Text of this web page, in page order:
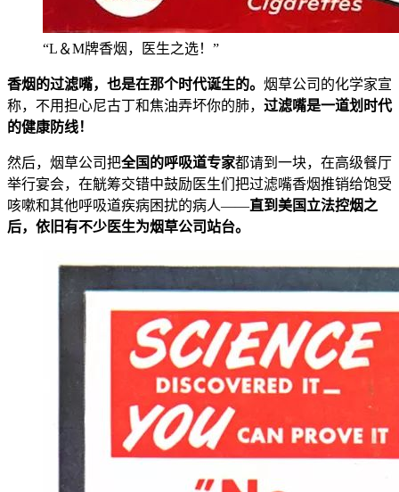
“L＆M牌香烟，医生之选！”
香烟的过滤嘴，也是在那个时代诞生的。 烟草公司的化学家宣
称，不用担心尼古丁和焦油弄坏你的肺， 过滤嘴是一道划时代
的健康防线！
然后，烟草公司把全国的呼吸道专家都请到一块，在高级餐厅
举行宴会，在觥筹交错中鼓励医生们把过滤嘴香烟推销给饱受
咳嗽和其他呼吸道疾病困扰的病人——直到美国立法控烟之
后，依旧有不少医生为烟草公司站台。